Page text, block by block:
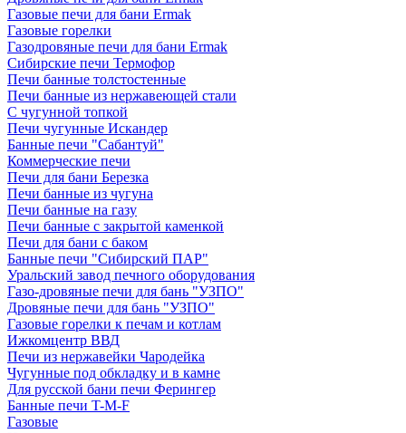
Газовые печи для бани Ermak
Газовые горелки
Газодровяные печи для бани Ermak
Сибирские печи Термофор
Печи банные толстостенные
Печи банные из нержавеющей стали
С чугунной топкой
Печи чугунные Искандер
Банные печи "Сабантуй"
Коммерческие печи
Печи для бани Березка
Печи банные из чугуна
Печи банные на газу
Печи банные с закрытой каменкой
Печи для бани с баком
Банные печи "Сибирский ПАР"
Уральский завод печного оборудования
Газо-дровяные печи для бань "УЗПО"
Дровяные печи для бань "УЗПО"
Газовые горелки к печам и котлам
Ижкомцентр ВВД
Печи из нержавейки Чародейка
Чугунные под обкладку и в камне
Для русской бани печи Ферингер
Банные печи T-M-F
Газовые